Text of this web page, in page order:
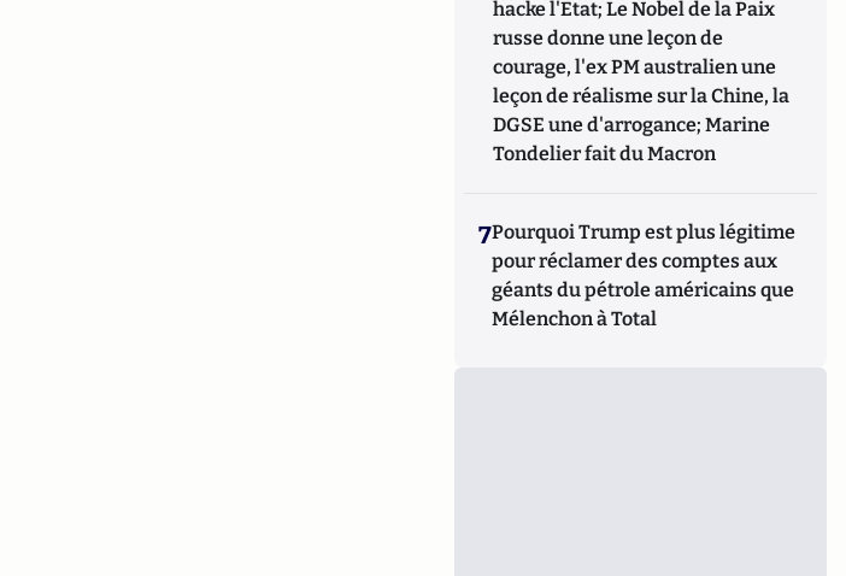
hacke l'Etat; Le Nobel de la Paix
russe donne une leçon de
courage, l'ex PM australien une
leçon de réalisme sur la Chine, la
DGSE une d'arrogance; Marine
Tondelier fait du Macron
7Pourquoi Trump est plus légitime
pour réclamer des comptes aux
géants du pétrole américains que
Mélenchon à Total